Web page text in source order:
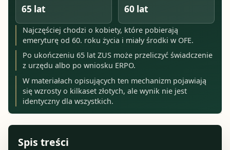
65 lat 60 lat
Najczęściej chodzi o kobiety, które pobierają
emeryturę od 60. roku życia i miały środki w OFE.
Po ukończeniu 65 lat ZUS może przeliczyć świadczenie
z urzędu albo po wniosku ERPO.
W materiałach opisujących ten mechanizm pojawiają
się wzrosty o kilkaset złotych, ale wynik nie jest
identyczny dla wszystkich.
Spis treści